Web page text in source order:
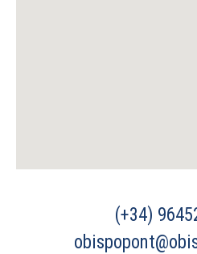
(+34)